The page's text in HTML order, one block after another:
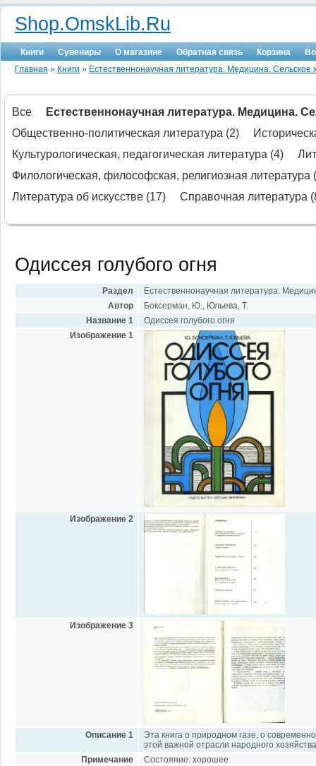
Shop.OmskLib.Ru
Книги Сувениры О магазине Обратная связь Корзина
Главная » Книги » Естественнонаучная литература. Медицина. Сельское
Все
Естественнонаучная литература. Медицина.
Общественно-политическая литература (2)
Культурологическая, педагогическая литература (4)
Филологическая, философская, религиозная литература
Литература об искусстве (17)
Справочная литература
Одиссея голубого огня
Раздел
Естественнонаучная литература.
Автор
Боксерман, Ю., Юльева, Т.
Название 1
Одиссея голубого огня
Изображение 1
Изображение 2
Изображение 3
Описание 1
Эта книга о природном газе, о
этой важной отрасли народного
Примечание
Состояние: хорошее